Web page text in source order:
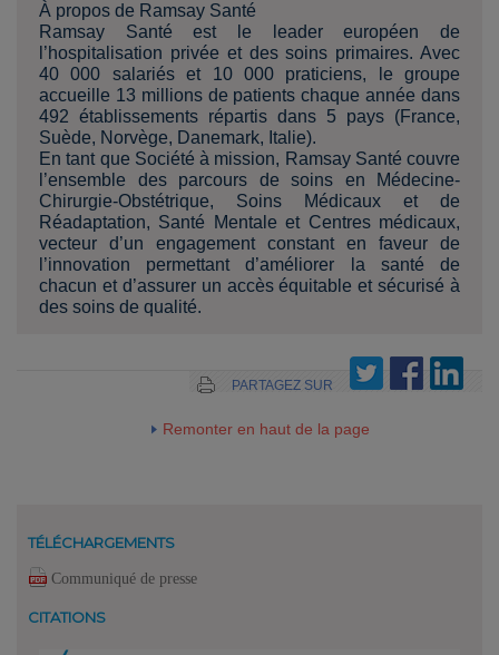
À propos de Ramsay Santé
Ramsay Santé est le leader européen de
l’hospitalisation privée et des soins primaires. Avec
40 000 salariés et 10 000 praticiens, le groupe
accueille 13 millions de patients chaque année dans
492 établissements répartis dans 5 pays (France,
Suède, Norvège, Danemark, Italie).
En tant que Société à mission, Ramsay Santé couvre
l’ensemble des parcours de soins en Médecine-
Chirurgie-Obstétrique, Soins Médicaux et de
Réadaptation, Santé Mentale et Centres médicaux,
vecteur d’un engagement constant en faveur de
l’innovation permettant d’améliorer la santé de
chacun et d’assurer un accès équitable et sécurisé à
des soins de qualité.
PARTAGEZ SUR
Remonter en haut de la page
TÉLÉCHARGEMENTS
Communiqué de presse
CITATIONS